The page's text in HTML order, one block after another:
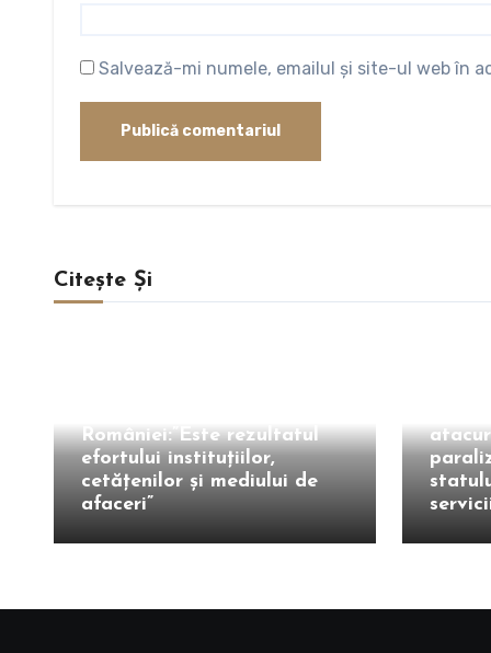
Salvează-mi numele, emailul și site-ul web în
Citește Și
României:”Este rezultatul
efortului instituțiilor,
cetățenilor și mediului de
afaceri”